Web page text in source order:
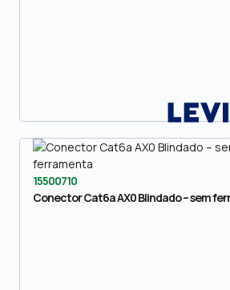
15500710
Conector Cat6a AX0 Blindado – sem